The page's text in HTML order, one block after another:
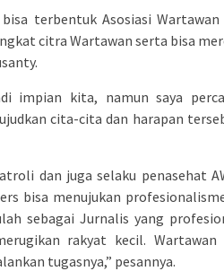
terbentuk Asosiasi Wartawan
citra Wartawan serta bisa
impian kita, namun saya
cita-cita dan harapan
dan juga selaku penasehat
bisa menujukan
sebagai Jurnalis yang
rakyat kecil. Wartawan
tugasnya,” pesannya.